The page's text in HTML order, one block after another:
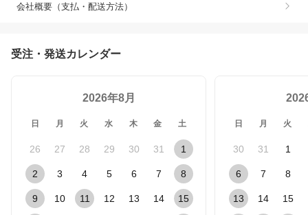
会社概要（支払・配送方法）
受注・発送カレンダー
2026年8月
日 月 火 水 木 金 土
26 27 28 29 30 31 1
2 3 4 5 6 7 8
9 10 11 12 13 14 15
日 月 火
30 31 1
6 7 8
13 14 15